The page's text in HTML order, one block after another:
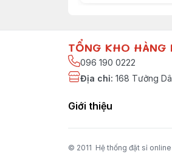
TỔNG KHO HÀNG
096 190 0222
Địa chỉ: 168 Tưởng
Giới thiệu
© 2011 Hệ thống đặt sỉ